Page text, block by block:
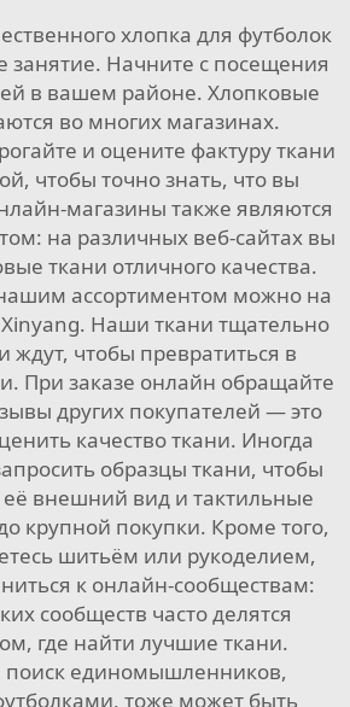
хлопка для футболок
занятие. Начните с посещения
в вашем районе. Хлопковые
во многих магазинах.
и оцените фактуру ткани
чтобы точно знать, что вы
магазины также являются
на различных веб-сайтах вы
ткани отличного качества.
ассортиментом можно на
Наши ткани тщательно
ждут, чтобы превратиться в
При заказе онлайн обращайте
других покупателей — это
качество ткани. Иногда
образцы ткани, чтобы
внешний вид и тактильные
крупной покупки. Кроме того,
шитьём или рукоделием,
к онлайн-сообществам:
сообществ часто делятся
где найти лучшие ткани.
поиск единомышленников,
тоже может быть